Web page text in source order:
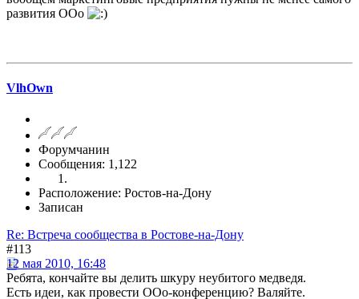
развития ООо
VlhOwn
Форумчанин
Сообщения: 1,122
Расположение: Ростов-на-Дону
Записан
Re: Встреча сообщества в Ростове-на-Дону
#113
12 мая 2010, 16:48
Ребята, кончайте вы делить шкуру неубитого медведя.
Есть идеи, как провести ООо-конференцию? Валяйте.